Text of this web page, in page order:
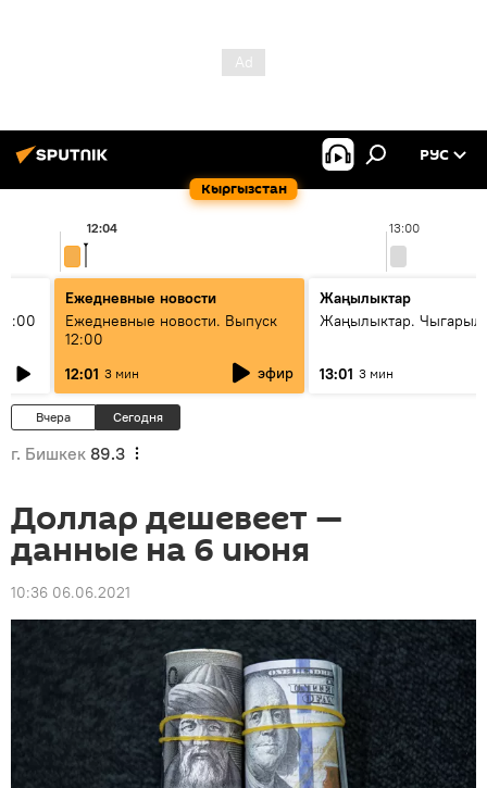
Кыргызстан
РУС
13:00
12:04
Ежедневные новости
Ежедневные новости. Выпуск
12:00
12:01 3 мин эфир
Жаңылыктар
Жаңылыктар.
13:01 3 мин
Вчера Сегодня
г. Бишкек 89.3
Доллар дешевеет —
данные на 6 июня
10:36 06.06.2021